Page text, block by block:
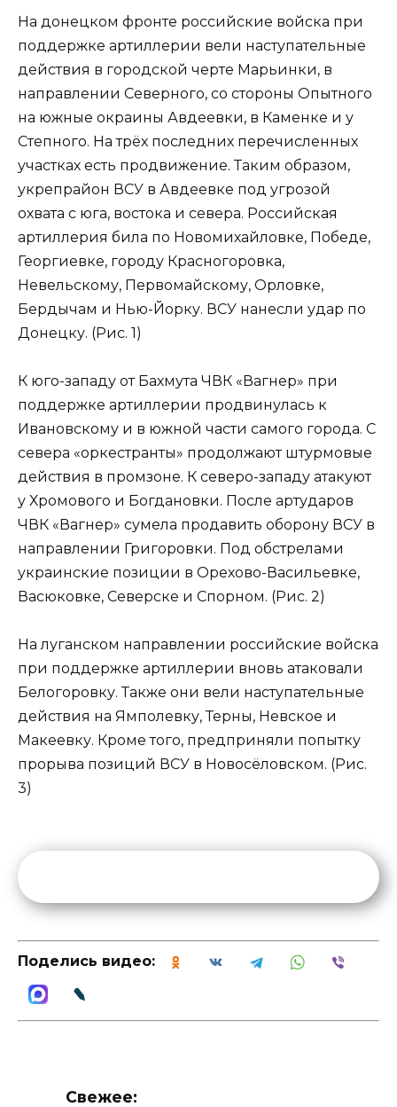
На донецком фронте российские войска при
поддержке артиллерии вели наступательные
действия в городской черте Марьинки, в
направлении Северного, со стороны Опытного
на южные окраины Авдеевки, в Каменке и у
Степного. На трёх последних перечисленных
участках есть продвижение. Таким образом,
укрепрайон ВСУ в Авдеевке под угрозой
охвата с юга, востока и севера. Российская
артиллерия била по Новомихайловке, Победе,
Георгиевке, городу Красногоровка,
Невельскому, Первомайскому, Орловке,
Бердычам и Нью-Йорку. ВСУ нанесли удар по
Донецку. (Рис. 1)
К юго-западу от Бахмута ЧВК «Вагнер» при
поддержке артиллерии продвинулась к
Ивановскому и в южной части самого города. С
севера «оркестранты» продолжают штурмовые
действия в промзоне. К северо-западу атакуют
у Хромового и Богдановки. После артударов
ЧВК «Вагнер» сумела продавить оборону ВСУ в
направлении Григоровки. Под обстрелами
украинские позиции в Орехово-Васильевке,
Васюковке, Северске и Спорном. (Рис. 2)
На луганском направлении российские войска
при поддержке артиллерии вновь атаковали
Белогоровку. Также они вели наступательные
действия на Ямполевку, Терны, Невское и
Макеевку. Кроме того, предприняли попытку
прорыва позиций ВСУ в Новосёловском. (Рис.
3)
Поделись видео:
Свежее: